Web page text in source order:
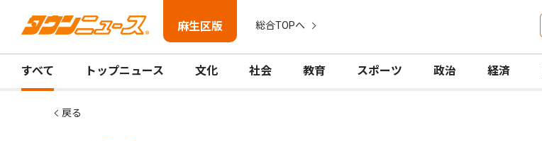
麻生区版 総合TOPへ
すべて トップニュース 文化 社会 教育 スポーツ 政治 経済
戻る